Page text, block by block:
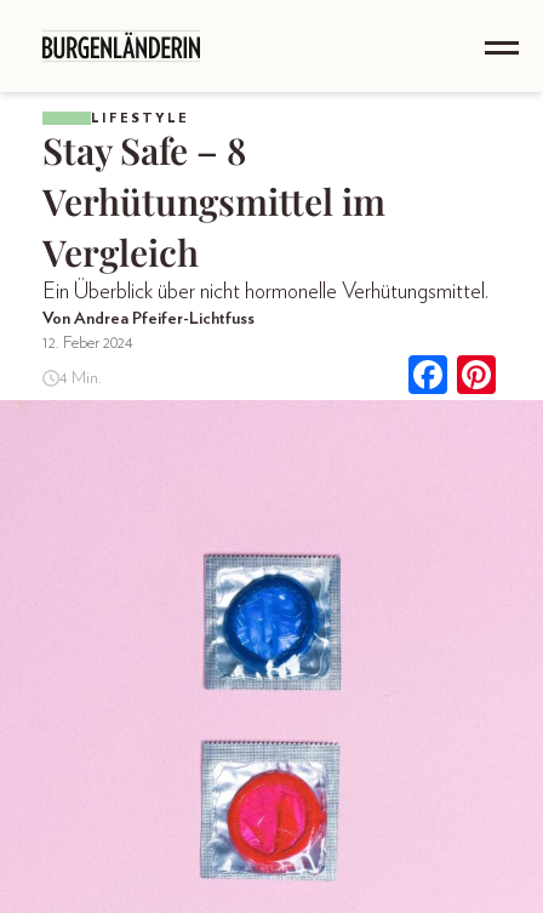
LIFESTYLE
Stay Safe – 8
Verhütungsmittel im
Vergleich
Ein Überblick über nicht hormonelle Verhütungsmittel.
Von Andrea Pfeifer-Lichtfuss
12. Feber 2024
4 Min.